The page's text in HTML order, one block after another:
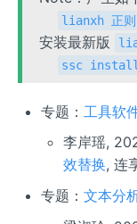
lianxh 正
安装最新版
ssc
专题： 工具软
李岸瑶,
效替换, 连
专题： 文本分